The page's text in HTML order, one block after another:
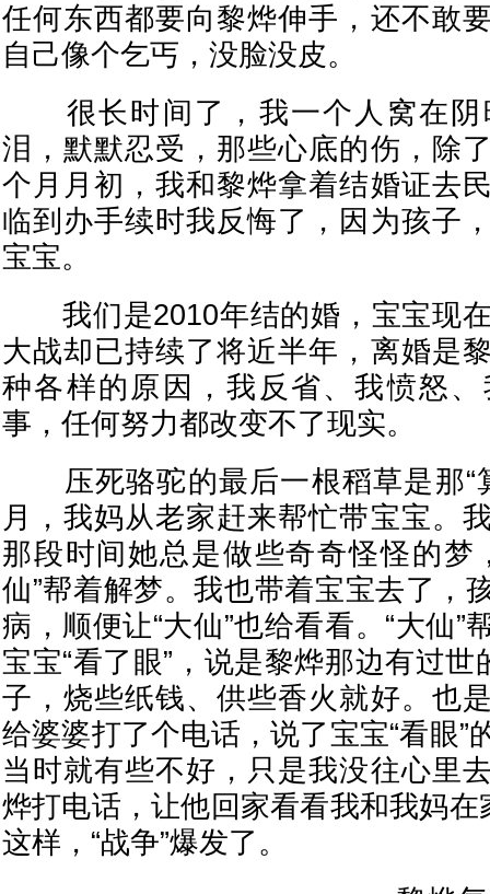
任何东西都要向黎烨伸手，还不敢
自己像个乞丐，没脸没皮。
很长时间了，我一个人窝在阴
泪，默默忍受，那些心底的伤，除
个月月初，我和黎烨拿着结婚证去
临到办手续时我反悔了，因为孩子
宝宝。
我们是2010年结的婚，宝宝现在
大战却已持续了将近半年，离婚是
种各样的原因，我反省、我愤怒
事，任何努力都改变不了现实。
压死骆驼的最后一根稻草是那“
月，我妈从老家赶来帮忙带宝宝。
那段时间她总是做些奇奇怪怪的梦
仙”帮着解梦。我也带着宝宝去了，
病，顺便让“大仙”也给看看。“大仙”
宝宝“看了眼”，说是黎烨那边有过世
子，烧些纸钱、供些香火就好。也
给婆婆打了个电话，说了宝宝“看眼”
当时就有些不好，只是我没往心里
烨打电话，让他回家看看我和我妈在
这样，“战争”爆发了。